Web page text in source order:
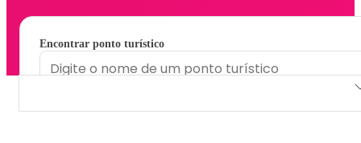
Encontrar ponto turístico